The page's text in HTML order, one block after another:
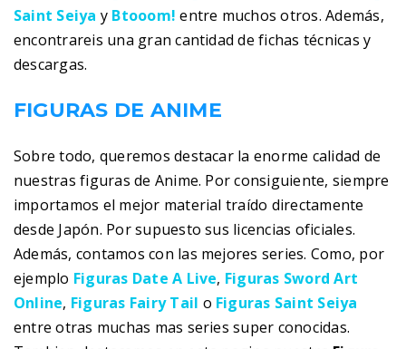
Saint Seiya y Btooom! entre muchos otros. Además,
encontrareis una gran cantidad de fichas técnicas y
descargas.
FIGURAS DE ANIME
Sobre todo, queremos destacar la enorme calidad de
nuestras figuras de Anime. Por consiguiente, siempre
importamos el mejor material traído directamente
desde Japón. Por supuesto sus licencias oficiales.
Además, contamos con las mejores series. Como, por
ejemplo Figuras Date A Live, Figuras Sword Art
Online, Figuras Fairy Tail o Figuras Saint Seiya
entre otras muchas mas series super conocidas.